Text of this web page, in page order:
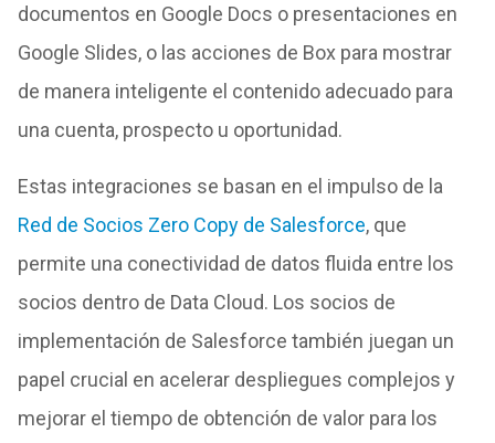
documentos en Google Docs o presentaciones en
Google Slides, o las acciones de Box para mostrar
de manera inteligente el contenido adecuado para
una cuenta, prospecto u oportunidad.
Estas integraciones se basan en el impulso de la
Red de Socios Zero Copy de Salesforce, que
permite una conectividad de datos fluida entre los
socios dentro de Data Cloud. Los socios de
implementación de Salesforce también juegan un
papel crucial en acelerar despliegues complejos y
mejorar el tiempo de obtención de valor para los